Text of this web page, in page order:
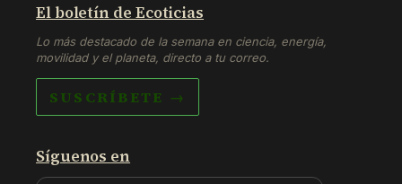
El boletín de Ecoticias
Lo más destacado de la semana en ciencia, energía,
movilidad y el planeta, directo a tu correo.
SUSCRÍBETE →
Síguenos en